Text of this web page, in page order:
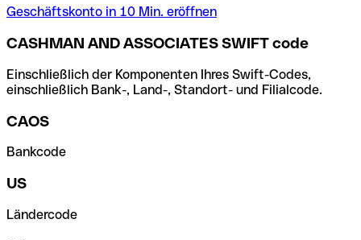
Geschäftskonto in 10 Min. eröffnen
CASHMAN AND ASSOCIATES SWIFT code
Einschließlich der Komponenten Ihres Swift-Codes,
einschließlich Bank-, Land-, Standort- und Filialcode.
CAOS
Bankcode
US
Ländercode